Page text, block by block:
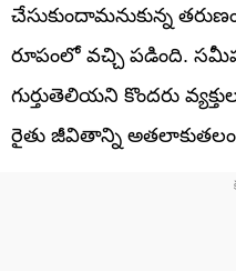
చేసుకుందామనుకున్న
రూపంలో వచ్చి పడింది.
గుర్తుతెలియని కొందరు
రైతు జీవితాన్ని